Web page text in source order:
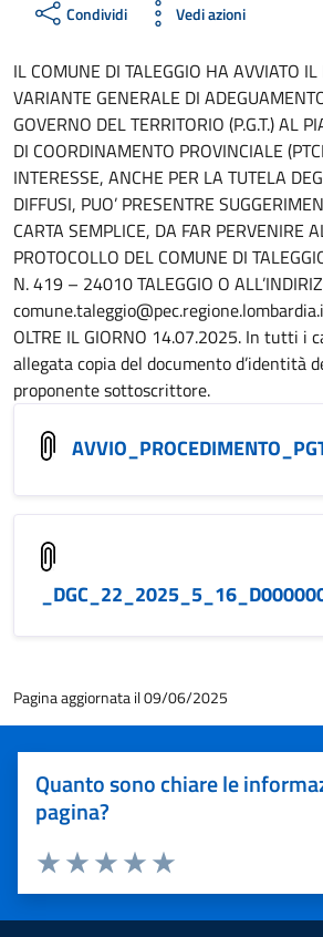
Condividi Vedi azioni
IL COMUNE DI TALEGGIO HA AVVIATO
VARIANTE GENERALE DI
GOVERNO DEL TERRITORIO (P.G.T.) AL
DI COORDINAMENTO PROVINCIALE
INTERESSE, ANCHE PER LA TUTELA
DIFFUSI, PUO’ PRESENTRE
CARTA SEMPLICE, DA FAR PERVENIRE
PROTOCOLLO DEL COMUNE DI
N. 419 – 24010 TALEGGIO O
OLTRE IL GIORNO 14.07.2025. In tutti i
allegata copia del documento d’identità
proponente sottoscrittore.
Pagina aggiornata il 09/06/2025
Quanto sono chiare le
pagina?
Valuta 5 stelle su 5
Valuta 4 stelle su 5
Valuta 3 stelle su 5
Valuta 2 stelle su 5
Valuta 1 stelle su 5